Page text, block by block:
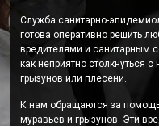
Служба санитарно-
готова оперативно решить
вредителями и санитарным
как неприятно столкнуться
грызунов или плесени.
К нам обращаются за
муравьев и грызунов. Эти